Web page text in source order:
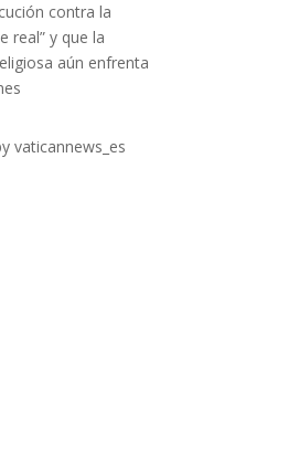
contra la
real” y que la
aún enfrenta
vaticannews_es